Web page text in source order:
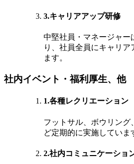
3.キャリアアップ研修
中堅社員・マネージャー
り、社員全員にキャリ
ます。
社内イベント・福利厚生、他
1.各種レクリエーション
フットサル、ボウリング
ど定期的に実施していま
2.社内コミュニケーショ